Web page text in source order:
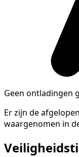
Geen ontladingen
Er zijn de
waargenomen in